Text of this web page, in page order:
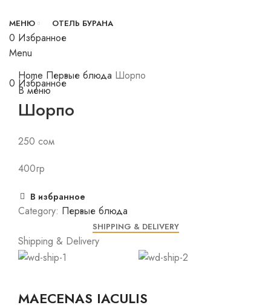
МЕНЮ ОТЕЛЬ БУРАНА
0 Избранное
Menu
0 Избранное
Click to enlarge
Home Первые блюда Шорпо
В меню
Шорпо
250 сом
400гр
В избранное
Category: Первые блюда
SHIPPING & DELIVERY
Shipping & Delivery
MAECENAS IACULIS